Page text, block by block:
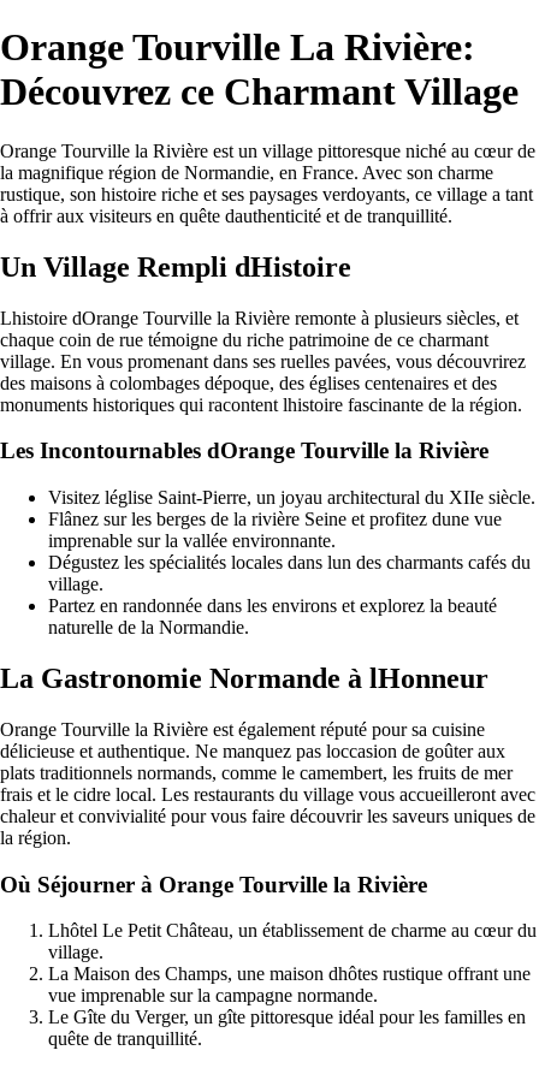
Orange Tourville La Rivière:
Découvrez ce Charmant Village
Orange Tourville la Rivière est un village pittoresque niché au cœur de
la magnifique région de Normandie, en France. Avec son charme
rustique, son histoire riche et ses paysages verdoyants, ce village a tant
à offrir aux visiteurs en quête dauthenticité et de tranquillité.
Un Village Rempli dHistoire
Lhistoire dOrange Tourville la Rivière remonte à plusieurs siècles, et
chaque coin de rue témoigne du riche patrimoine de ce charmant
village. En vous promenant dans ses ruelles pavées, vous découvrirez
des maisons à colombages dépoque, des églises centenaires et des
monuments historiques qui racontent lhistoire fascinante de la région.
Les Incontournables dOrange Tourville la Rivière
Visitez léglise Saint-Pierre, un joyau architectural du XIIe siècle.
Flânez sur les berges de la rivière Seine et profitez dune vue
imprenable sur la vallée environnante.
Dégustez les spécialités locales dans lun des charmants cafés du
village.
Partez en randonnée dans les environs et explorez la beauté
naturelle de la Normandie.
La Gastronomie Normande à lHonneur
Orange Tourville la Rivière est également réputé pour sa cuisine
délicieuse et authentique. Ne manquez pas loccasion de goûter aux
plats traditionnels normands, comme le camembert, les fruits de mer
frais et le cidre local. Les restaurants du village vous accueilleront avec
chaleur et convivialité pour vous faire découvrir les saveurs uniques de
la région.
Où Séjourner à Orange Tourville la Rivière
Lhôtel Le Petit Château, un établissement de charme au cœur du
village.
La Maison des Champs, une maison dhôtes rustique offrant une
vue imprenable sur la campagne normande.
Le Gîte du Verger, un gîte pittoresque idéal pour les familles en
quête de tranquillité.